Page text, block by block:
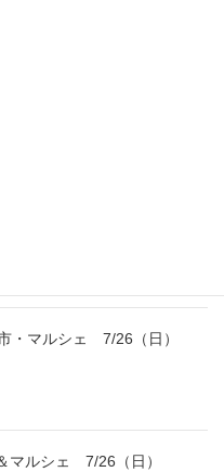
・マルシェ 7/26（日）
マルシェ 7/26（日）